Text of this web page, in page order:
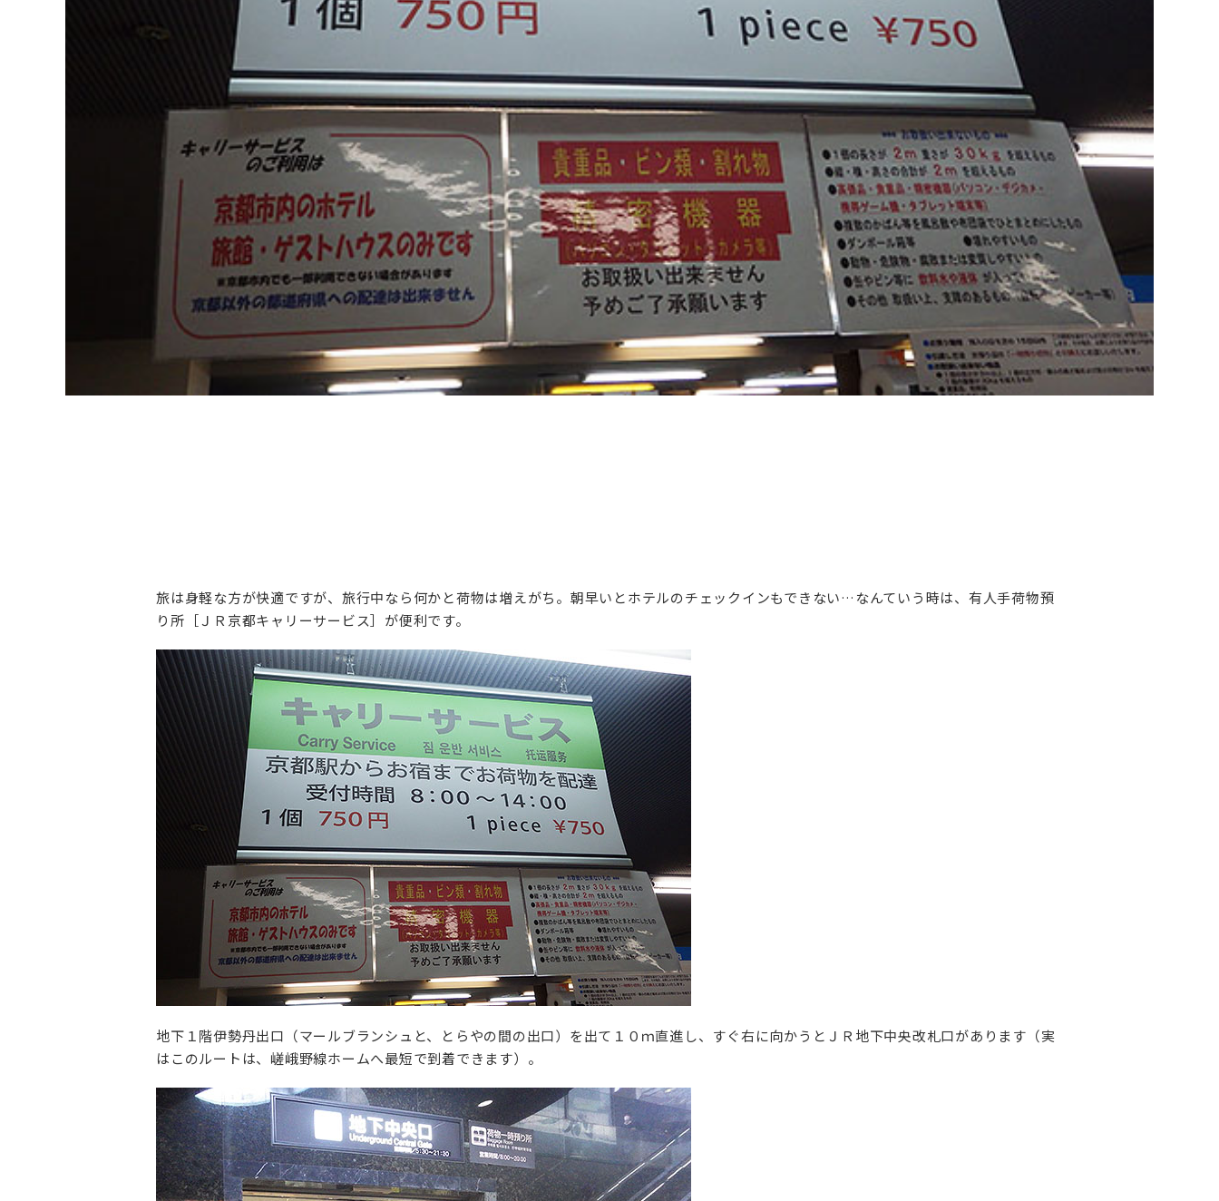
旅は身軽な方が快適ですが、旅行中なら何かと荷物は増えがち。朝早いとホテルのチェックインもできない…なんていう時は、有人手荷物預
り所［ＪＲ京都キャリーサービス］が便利です。
地下１階伊勢丹出口（マールブランシュと、とらやの間の出口）を出て１０ｍ直進し、すぐ右に向かうとＪＲ地下中央改札口があります（実
はこのルートは、嵯峨野線ホームへ最短で到着できます）。